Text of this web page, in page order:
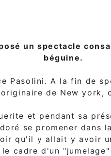
un spectacle
béguine.
Pasolini. A la fin de
de New york,
et pendant sa
se promener dans
qu'il y allait y avoir
cadre d'un